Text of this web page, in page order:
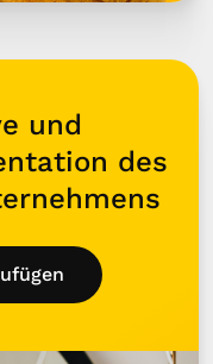
und
des